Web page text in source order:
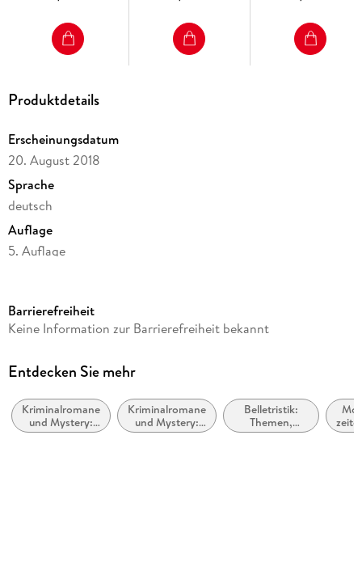
Produktdetails
Erscheinungsdatum
20. August 2018
Sprache
deutsch
Auflage
5. Auflage
Reihe
Autor/Autorin
Verlag/Hersteller
Knaur Taschenbuch
Barrierefreiheit
Keine Information zur Barrierefreiheit bekannt
Entdecken Sie mehr
Kriminalromane
und Mystery:
weibliche
Kriminalromane
und Mystery:
Polizeiarbeit &
Belletristik:
Themen,
Stoffe, Motive: